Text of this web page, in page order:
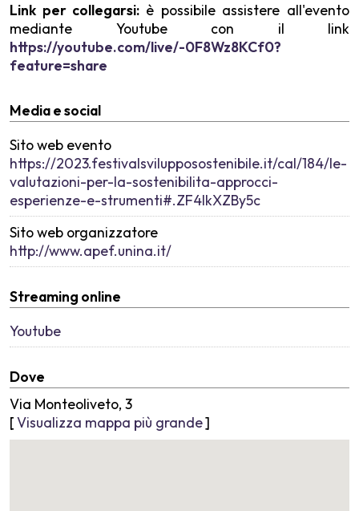
Link per collegarsi: è possibile assistere all'evento
mediante Youtube con il link
https://youtube.com/live/-0F8Wz8KCf0?
feature=share
Media e social
Sito web evento
https://2023.festivalsvilupposostenibile.it/cal/184/le-
valutazioni-per-la-sostenibilita-approcci-
esperienze-e-strumenti#.ZF4IkXZBy5c
Sito web organizzatore
http://www.apef.unina.it/
Streaming online
Youtube
Dove
Via Monteoliveto, 3
[Visualizza mappa più grande]